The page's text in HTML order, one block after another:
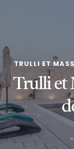
Trulli et
TRULLI ET